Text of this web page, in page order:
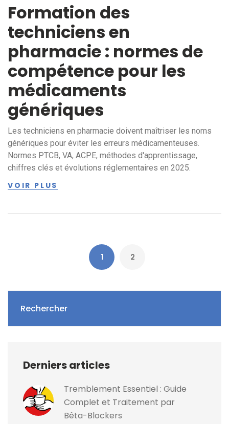
Formation des
techniciens en
pharmacie : normes de
compétence pour les
médicaments
génériques
Les techniciens en pharmacie doivent maîtriser les noms
génériques pour éviter les erreurs médicamenteuses.
Normes PTCB, VA, ACPE, méthodes d'apprentissage,
chiffres clés et évolutions réglementaires en 2025.
VOIR PLUS
1 2
Rechercher
Derniers articles
Tremblement Essentiel : Guide
Complet et Traitement par
Bêta-Blockers